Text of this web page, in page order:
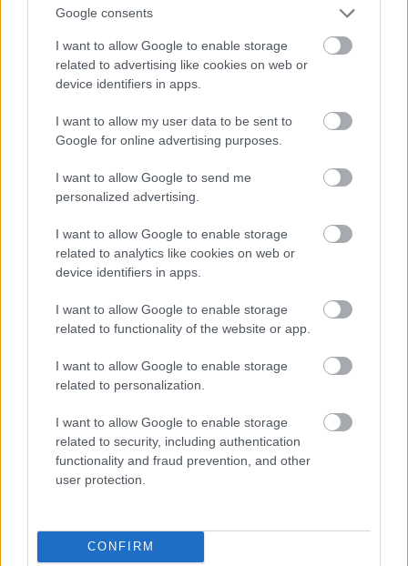
Google consents
I want to allow Google to enable storage
related to advertising like cookies on web or
device identifiers in apps.
I want to allow my user data to be sent to
Google for online advertising purposes.
I want to allow Google to send me
personalized advertising.
I want to allow Google to enable storage
related to analytics like cookies on web or
device identifiers in apps.
I want to allow Google to enable storage
related to functionality of the website or app.
I want to allow Google to enable storage
related to personalization.
I want to allow Google to enable storage
related to security, including authentication
functionality and fraud prevention, and other
user protection.
CONFIRM
Franz Hirtzberger Steinporz Riesling Smaragd 2024
Wachau
idéz, halvány édesfűszeres háttérrel. Vastag és öblös
a korty, olajos konzisztenciával, picikét lágy savakkal
lehetne lendületesebb a bor. Érett sárga húsú
gyümölcsök, sárgabarack, trópusi gyümölcsök, pici